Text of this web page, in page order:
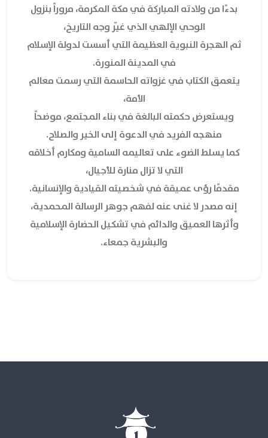
بدءًا من ولادته المباركة في مكة المكرمة، مروراً بنزول
الوحي الإلهي الذي غيّر وجه التاريخ،
ثم الهجرة النبوية العظيمة التي أسست لدولة الإسلام
في المدينة المنورة.
يتعمق الكتاب في غزواته الحاسمة التي رسمت معالم
الأمة،
ويستعرض حكمته البالغة في بناء المجتمع، موضحاً
منهجه الفريد في الدعوة إلى الخير والصلاح.
كما يسلط الضوء على تعاليمه السامية ومكارم أخلاقه
التي لا تزال منارة للأجيال،
مقدمًا رؤى عميقة في شخصيته القيادية والإنسانية.
إنه مصدر لا غنى عنه لفهم جوهر الرسالة المحمدية،
وأثرها العميق والدائم في تشكيل الحضارة الإسلامية
والبشرية جمعاء.